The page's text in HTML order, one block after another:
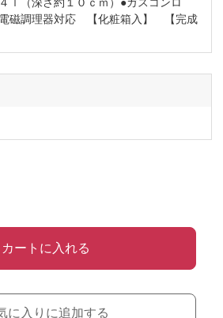
磁調理器対応 【化粧箱入】 【完成
カートに入れる
に入りに追加する